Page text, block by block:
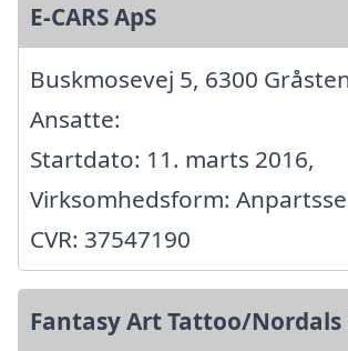
E-CARS ApS
Buskmosevej 5, 6300
Ansatte:
Startdato: 11. marts 2016,
Virksomhedsform:
CVR: 37547190
Fantasy Art Tattoo/Nordals